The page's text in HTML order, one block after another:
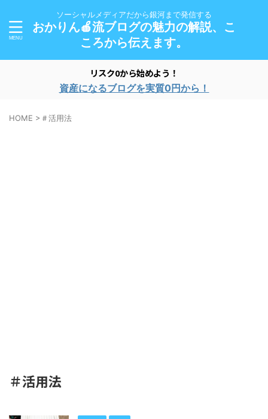
ソーシャルメディアだから銀河まで発信する
おかりん🍎流ブログの魅力の解説、こ
ころから伝えます。
リスク0から始めよう！
資産になるブログを実質0円から！
HOME > ＃活用法
＃活用法